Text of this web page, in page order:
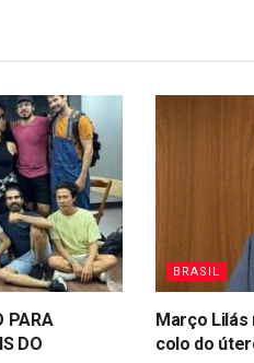
PARA
DO
BRASIL
Março
colo do